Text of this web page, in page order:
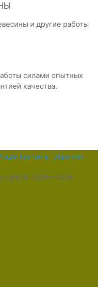
и другие работы
силами опытных
качества.
Контакты Обратная
© 2008—2026